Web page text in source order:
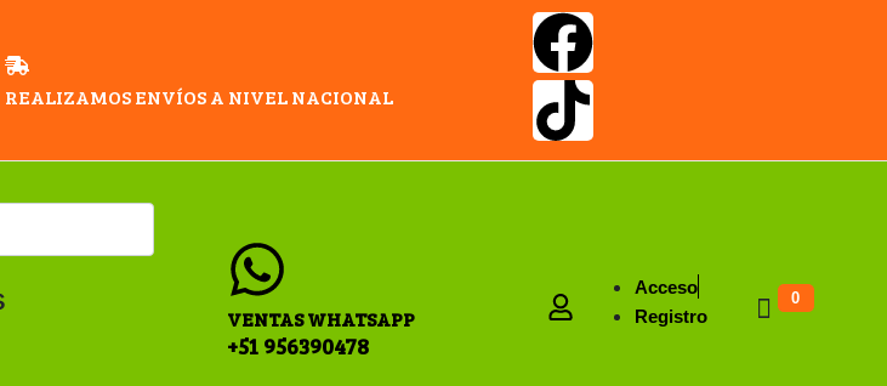
REALIZAMOS ENVÍOS A NIVEL NACIONAL
VENTAS WHATSAPP
+51 956390478
Acceso
Registro
0